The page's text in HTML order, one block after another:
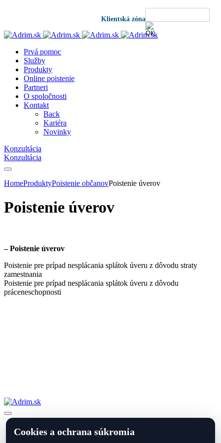
Klientská zóna
Prvá pomoc
Služby
Produkty
Online poistenie
Partneri
O spoločnosti
Kontakt
Back
Kariéra
Novinky
Konzultácia
Konzultácia
HomeProduktyPoistenie občanovPoistenie úverov
Poistenie úverov
– Poistenie úverov
Poistenie pre prípad nesplácania splátok úveru z dôvodu straty
zamestnania
Poistenie pre prípad nesplácania splátok úveru z dôvodu
práceneschopnosti
Prvá pomoc
Služby
Cookies a ochrana súkromia